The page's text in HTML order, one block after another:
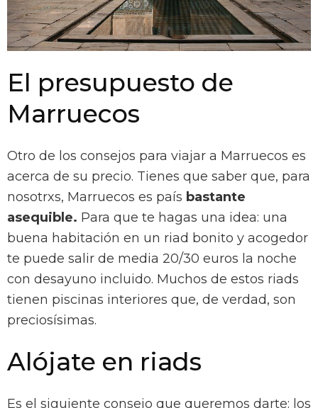
El presupuesto de
Marruecos
Otro de los consejos para viajar a Marruecos es
acerca de su precio. Tienes que saber que, para
nosotrxs, Marruecos es país bastante
asequible. Para que te hagas una idea: una
buena habitación en un riad bonito y acogedor
te puede salir de media 20/30 euros la noche
con desayuno incluido. Muchos de estos riads
tienen piscinas interiores que, de verdad, son
preciosísimas.
Alójate en riads
Es el siguiente consejo que queremos darte: los